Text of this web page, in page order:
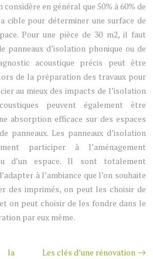
en général que 50% à 60% de
cible pour déterminer une surface de
Pour une pièce de 30 m2, il faut
panneaux d’isolation phonique ou de
acoustique précis peut être
de la préparation des travaux pour
au mieux des impacts de l’isolation
peuvent également être
absorption efficace sur des espaces
panneaux. Les panneaux d’isolation
participer à l’aménagement
d’un espace. Il sont totalement
à l’ambiance que l’on souhaite
des imprimés, on peut les choisir de
on peut choisir de les fondre dans le
par eux même.
la
Les clés d’une rénovation